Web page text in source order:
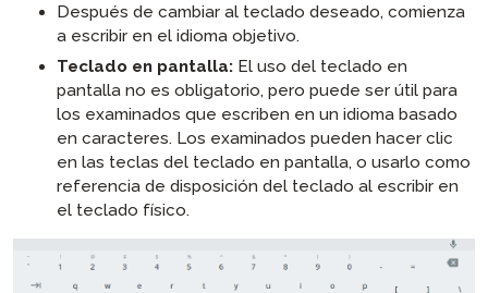
Después de cambiar al teclado deseado, comienza
a escribir en el idioma objetivo.
Teclado en pantalla: El uso del teclado en
pantalla no es obligatorio, pero puede ser útil para
los examinados que escriben en un idioma basado
en caracteres. Los examinados pueden hacer clic
en las teclas del teclado en pantalla, o usarlo como
referencia de disposición del teclado al escribir en
el teclado físico.